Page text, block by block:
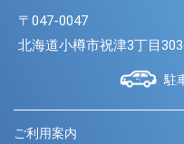
〒047-0047
北海道小樽市祝津3丁目
駐
ご利用案内